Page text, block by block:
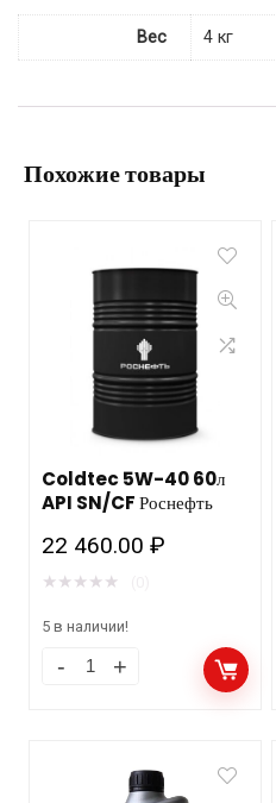
Вес 4 кг
Похожие товары
Coldtec 5W-40 60л
API SN/CF Роснефть
22 460.00₽
★ ★ ★ ★ ★
5 в наличии!